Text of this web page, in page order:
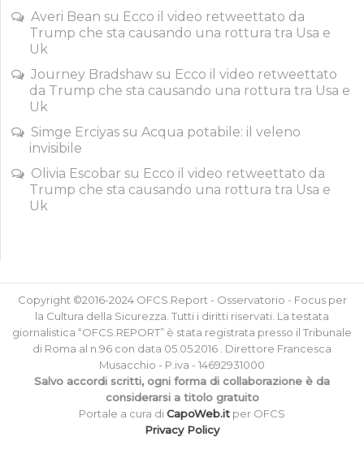
Averi Bean su Ecco il video retweettato da
Trump che sta causando una rottura tra Usa e
Uk
Journey Bradshaw su Ecco il video retweettato
da Trump che sta causando una rottura tra Usa e
Uk
Simge Erciyas su Acqua potabile: il veleno
invisibile
Olivia Escobar su Ecco il video retweettato da
Trump che sta causando una rottura tra Usa e
Uk
Copyright ©2016-2024 OFCS.Report - Osservatorio - Focus per
la Cultura della Sicurezza. Tutti i diritti riservati. La testata
giornalistica “OFCS.REPORT” è stata registrata presso il Tribunale
di Roma al n.96 con data 05.05.2016 . Direttore Francesca
Musacchio - P.iva - 14692931000
Salvo accordi scritti, ogni forma di collaborazione è da
considerarsi a titolo gratuito
Portale a cura diCapoWeb.it per OFCS
Privacy Policy